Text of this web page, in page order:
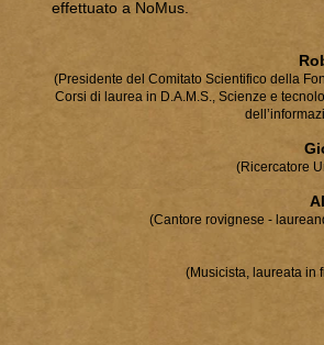
effettuato a NoMus.
(Presidente del Comitato Scientifico della
Corsi di laurea in D.A.M.S., Scienze e
(Ricercatore
(Cantore rovignese -
(Musicista, laureata in